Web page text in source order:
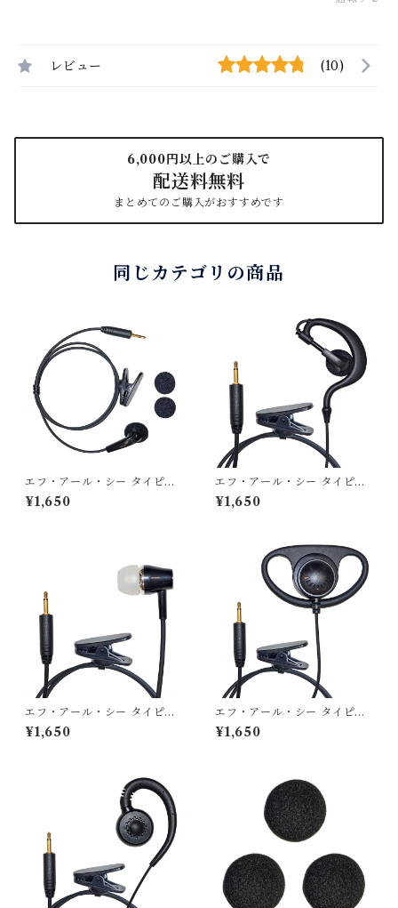
レビュー (10)
6,000円以上のご購入で
配送料無料
まとめてのご購入がおすすめです
同じカテゴリの商品
エフ・アール・シー タイピン
型イヤホンマイクFB-26/AN-
26/AP-26用オプション イ
¥1,650
エフ・アール・シー タイピン
型イヤホンマイクFB-26/AN-
26/AP-26用オプション イ
¥1,650
エフ・アール・シー タイピン
型イヤホンマイクFB-26/AN-
26/AP-26用オプション カ
¥1,650
エフ・アール・シー タイピン
型イヤホンマイクFB-26/AN-
26/AP-26用オプション D型
¥1,650